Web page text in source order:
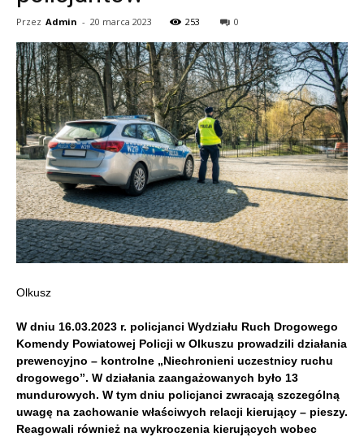
Przez Admin - 20 marca 2023 253 0
Olkusz
W dniu 16.03.2023 r. policjanci Wydziału Ruch Drogowego
Komendy Powiatowej Policji w Olkuszu prowadzili działania
prewencyjno – kontrolne „Niechronieni uczestnicy ruchu
drogowego”. W działania zaangażowanych było 13
mundurowych. W tym dniu policjanci zwracają szczególną
uwagę na zachowanie właściwych relacji kierujący – pieszy.
Reagowali również na wykroczenia kierujących wobec